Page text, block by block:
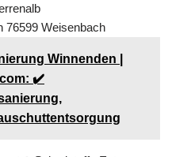
76599 Weisenbach
Winnenden |
✔️